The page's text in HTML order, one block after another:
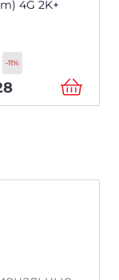
4G 2K+
-11%